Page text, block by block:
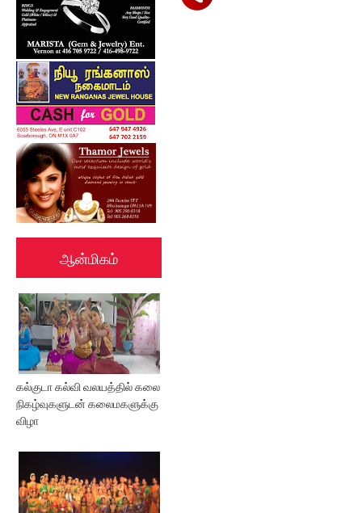
ஆன்மிகம்
கல்குடா கல்வி வலயத்தில் கலை
நிகழ்வுகளுடன் கலைமகளுக்கு
விழா